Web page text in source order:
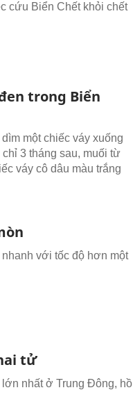
cứu Biển Chết khỏi chết
trong Biển
một chiếc váy xuống
3 tháng sau, muối từ
váy cô dâu màu trắng
với tốc độ hơn một
tử
nhất ở Trung Đông, hồ